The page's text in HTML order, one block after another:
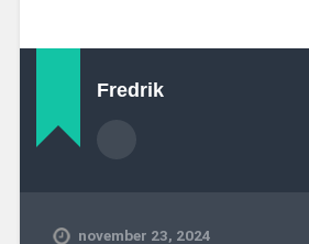
Fredrik
november 23, 2024